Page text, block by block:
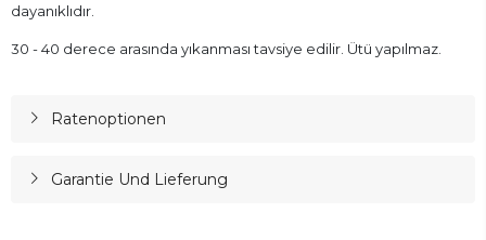
dayanıklıdır.
30 - 40 derece arasında yıkanması tavsiye edilir. Ütü yapılmaz.
Ratenoptionen
Garantie Und Lieferung